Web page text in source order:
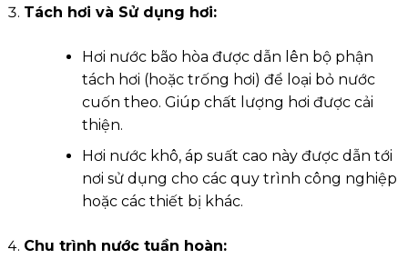
Tách hơi và Sử dụng hơi:
Hơi nước bão hòa được dẫn lên bộ phận
tách hơi (hoặc trống hơi) để loại bỏ nước
cuốn theo. Giúp chất lượng hơi được cải
thiện.
Hơi nước khô, áp suất cao này được dẫn tới
nơi sử dụng cho các quy trình công nghiệp
hoặc các thiết bị khác.
Chu trình nước tuần hoàn: